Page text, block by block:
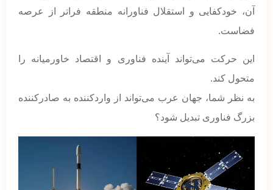
آن، خودکفایی و استقلال فناورانه منطقه فراتر از عرصه
فضاست.
این حرکت می‌تواند آینده فناوری و اقتصاد خاورمیانه را
متحول کند.
به نظر شما، جهان عرب می‌تواند از واردکننده به صادرکننده
بزرگ فناوری تبدیل شود؟